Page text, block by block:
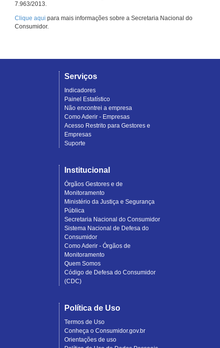
7.963/2013.
Clique aqui para mais informações sobre a Secretaria Nacional do
Consumidor.
Serviços
Indicadores
Painel Estatístico
Não encontrei a empresa
Como Aderir - Empresas
Acesso Restrito para Gestores e
Empresas
Suporte
Institucional
Órgãos Gestores e de
Monitoramento
Ministério da Justiça e Segurança
Pública
Secretaria Nacional do Consumidor
Sistema Nacional de Defesa do
Consumidor
Como Aderir - Órgãos de
Monitoramento
Quem Somos
Código de Defesa do Consumidor
(CDC)
Política de Uso
Termos de Uso
Conheça o Consumidor.gov.br
Orientações de uso